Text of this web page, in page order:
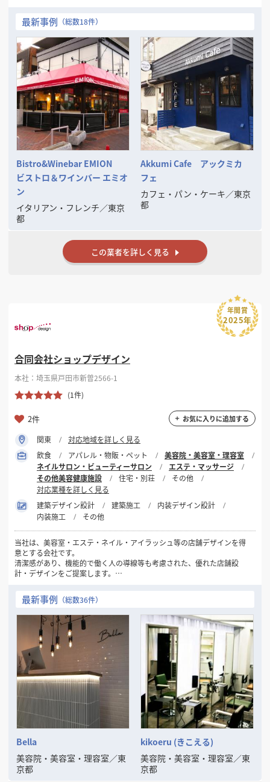
最初の御相談と御見積りは無料です。
■仕事のおおよその流れは、
お客様からの御相談➡物件探しのお手伝い➡レイアウト・3DCGパースな
どの御提案
➡御見積書の御提案➡成約➡工事施工➡完成引渡し➡開店準備➡オープン
➡アフターフォロー
■その他に次のようなご相談にも応じます、
◦ファイナンスの御相談
◦リースの御相談
◦物件取得の御相談（サブリースや大家さんなどへの対応）
◦その他お店に関するすべての御相談
ご一緒に良いお店を考え、楽しく創りましょう。
そして成功させましょう。
最新事例 （総数18件）
Bistro&Winebar EMION
ビストロ＆ワインバー エミオ
ン
イタリアン・フレンチ／東京
都
Akkumi Cafe アックミカ
フェ
カフェ・パン・ケーキ／東京
都
この業者を詳しく見る
合同会社ショップデザイン
本社：埼玉県戸田市新曽2566-1
(1件)
2件 お気に入りに追加する
年間賞
2025年
関東
対応地域を詳しく見る
飲食
アパレル・物販・ペット
美容院・美容室・理容室
ネイルサロン・ビューティーサロン
エステ・マッサージ
その他美容健康施設
住宅・別荘
その他
対応業種を詳しく見る
建築デザイン設計
建築施工
内装デザイン設計
内装施工
その他
当社は、美容室・エステ・ネイル・アイラッシュ等の店舗デザインを得
意とする会社です。
清潔感があり、機能的で働く人の導線等も考慮された、優れた店舗設
計・デザインをご提案します。
い！
最新事例 （総数36件）
Bella
美容院・美容室・理容室／東
京都
kikoeru (きこえる)
美容院・美容室・理容室／東
京都